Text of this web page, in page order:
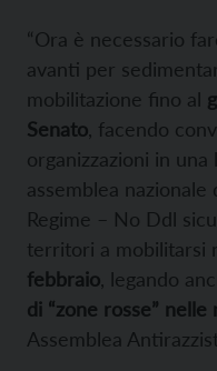
“Ora è necessario
avanti per
mobilitazione fino al
Senato , facendo
organizzazioni in una
assemblea nazionale
Regime – No Ddl
territori a mobilitarsi
febbraio , legando
di “zone rosse”
Assemblea